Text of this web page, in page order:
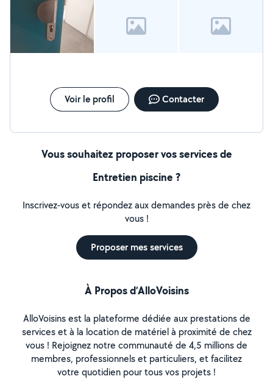
Voir le profil Contacter
Vous souhaitez proposer vos services de
Entretien piscine ?
Inscrivez-vous et répondez aux demandes près de chez
vous !
Proposer mes services
À Propos d’AlloVoisins
AlloVoisins est la plateforme dédiée aux prestations de
services et à la location de matériel à proximité de chez
vous ! Rejoignez notre communauté de 4,5 millions de
membres, professionnels et particuliers, et facilitez
votre quotidien pour tous vos projets !